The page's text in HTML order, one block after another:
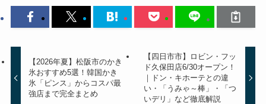
【2026年夏】松阪市のかき
氷おすすめ5選！韓国かき
氷「ピンス」からコスパ最
強店まで完全まとめ
【四日市市】ロビン・フッ
ド久保田店6/30オープン！
｜ドン・キホーテとの違
い・「うみゃ～棒」・「つ
いデリ」など徹底解説